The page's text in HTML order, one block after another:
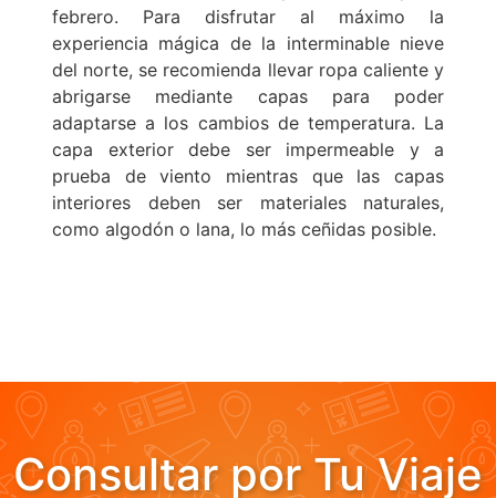
febrero. Para disfrutar al máximo la
experiencia mágica de la interminable nieve
del norte, se recomienda llevar ropa caliente y
abrigarse mediante capas para poder
adaptarse a los cambios de temperatura. La
capa exterior debe ser impermeable y a
prueba de viento mientras que las capas
interiores deben ser materiales naturales,
como algodón o lana, lo más ceñidas posible.
Consultar por Tu Viaje